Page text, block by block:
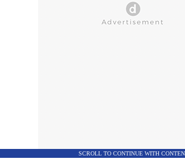
SCROLL TO CONTINUE WITH